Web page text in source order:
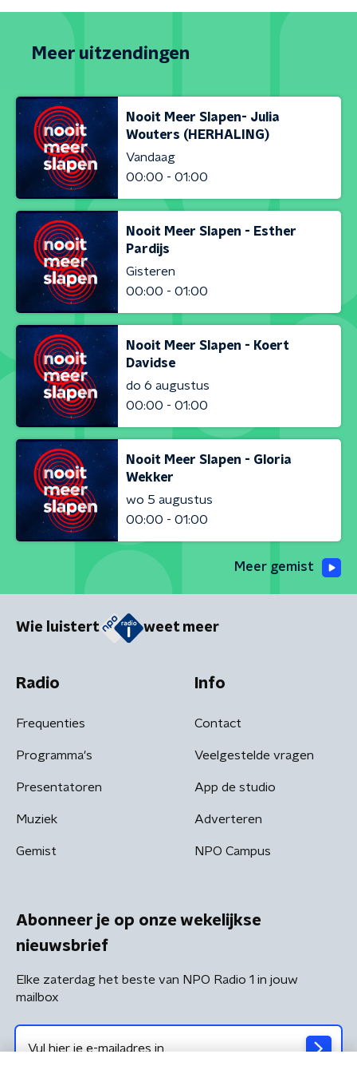
Meer uitzendingen
Nooit Meer Slapen- Julia
Wouters (HERHALING)
Vandaag
00:00 - 01:00
Nooit Meer Slapen - Esther
Pardijs
Gisteren
00:00 - 01:00
Nooit Meer Slapen - Koert
Davidse
do 6 augustus
00:00 - 01:00
Nooit Meer Slapen - Gloria
Wekker
wo 5 augustus
00:00 - 01:00
Meer gemist
Wie luistert weet meer
Radio
Frequenties
Programma's
Presentatoren
Muziek
Gemist
Info
Contact
Veelgestelde vragen
App de studio
Adverteren
NPO Campus
Abonneer je op onze wekelijkse
nieuwsbrief
Elke zaterdag het beste van NPO Radio 1 in jouw
mailbox